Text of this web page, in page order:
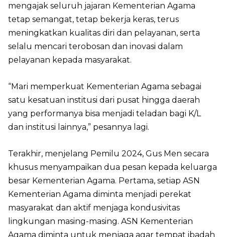
mengajak seluruh jajaran Kementerian Agama
tetap semangat, tetap bekerja keras, terus
meningkatkan kualitas diri dan pelayanan, serta
selalu mencari terobosan dan inovasi dalam
pelayanan kepada masyarakat.
“Mari memperkuat Kementerian Agama sebagai
satu kesatuan institusi dari pusat hingga daerah
yang performanya bisa menjadi teladan bagi K/L
dan institusi lainnya,” pesannya lagi.
Terakhir, menjelang Pemilu 2024, Gus Men secara
khusus menyampaikan dua pesan kepada keluarga
besar Kementerian Agama. Pertama, setiap ASN
Kementerian Agama diminta menjadi perekat
masyarakat dan aktif menjaga kondusivitas
lingkungan masing-masing. ASN Kementerian
Agama diminta untuk menjaga agar tempat ibadah